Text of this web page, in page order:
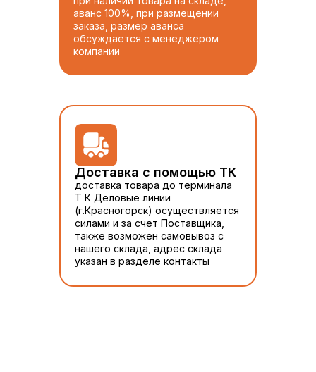
аванс 100%, при размещении
заказа, размер аванса
обсуждается с менеджером
компании
Доставка с помощью ТК
доставка товара до терминала
Т К Деловые линии
(г.Красногорск) осуществляется
силами и за счет Поставщика,
также возможен самовывоз с
нашего склада, адрес склада
указан в разделе контакты